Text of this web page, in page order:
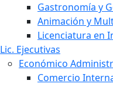
Gastronomía y
Animación y
Licenciatura en
Lic. Ejecutivas
Económico
Comercio